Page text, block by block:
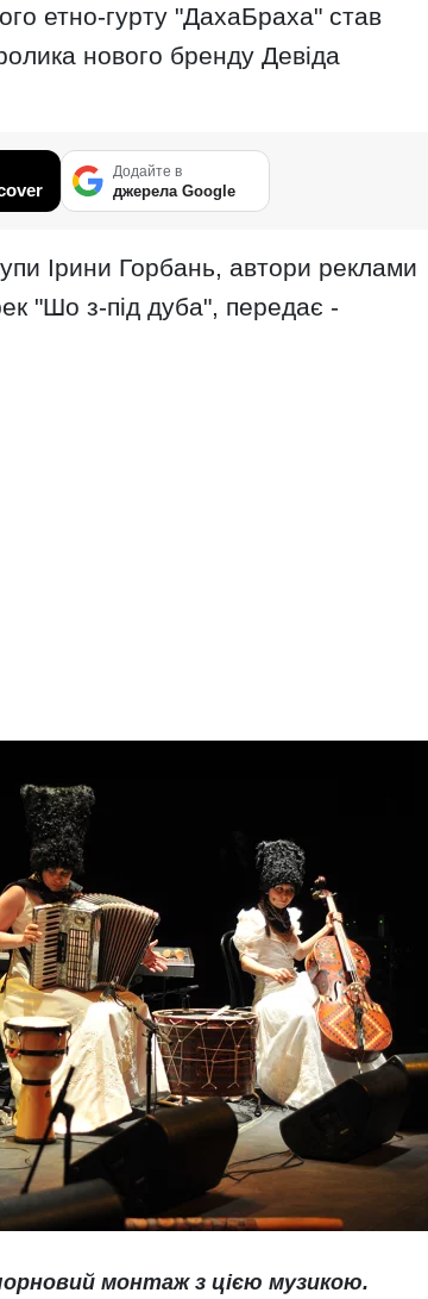
етно-гурту "ДахаБраха" став
нового бренду Девіда
Додайте в
джерела Google
Ірини Горбань, автори реклами
"Шо з-під дуба", передає -
монтаж з цією музикою.